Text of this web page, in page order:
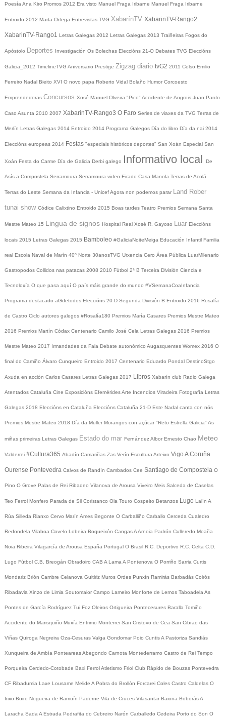
Poesía Ana Kiro Promos 2012 Era visto Manuel Fraga Iribarne Manuel Fraga Iribarne
Entroido 2012 Marta Ortega Entrevistas TVG XabarínTV XabarinTV-Rango2
XabarinTV-Rango1 Letras Galegas 2012 Letras Galegas 2013 Traiñeiras Fogos do
Apóstolo Deportes Investigación Os Bolechas Eleccións 21-O Debates TVG Eleccións
Galicia_2012 TimelineTVG Aniversario Prestige Zigzag diario tvG2 2011 Celso Emilio
Ferreiro Nadal Bieito XVI O novo papa Roberto Vidal Bolaño Humor Corcoesto
Emprendedoras Concursos Xosé Manuel Olveira "Pico" Accidente de Angrois Juan Pardo
Caso Asunta 2010 2007 XabarinTV-Rango3 O Faro Series de viaxes da TVG Terras de
Merlín Letras Galegas 2014 Entroido 2014 Programa Galegos Día do libro Día da nai 2014
Eleccións europeas 2014 Festas "especiais históricos deportes" San Xoán Especial San
Xoán Festa do Carme Día de Galicia Derbi galego Informativo local De
Asís a Compostela Serramoura Serramoura video Eirado Casa Manola Terras de Acolá
Terras do Leste Semana da Infancia - UnicefAgora non podemos parar Land Rober
tunai show Códice Calixtino Entroido 2015 Boas tardes Teatro Premios Semana Santa
Mestre Mateo 15 Lingua de signos Hospital Real Xosé R. Gayoso Luar Eleccións
locais 2015 Letras Galegas 2015 Bamboleo #GaliciaNoiteMeiga Educación Infantil Familia
real Escola Naval de Marín 40º Norte 30anosTVG Urxencia Cero Área Pública LuarMilenario
Gastropodos Collidos nas patacas 2008 2010 Fútbol 2ª B Terceira División Ciencia e
Tecnoloxía O que pasa aquí O país máis grande do mundo #VSemanaCoaInfancia
Programa destacado aGdetodos Eleccións 20-D Segunda División B Entroido 2016 Rosalía
de Castro Ciclo autores galegos #Rosalía180 Premios María Casares Premios Mestre Mateo
2016 Premios Martín Códax Centenario Camilo José Cela Letras Galegas 2016 Premios
Mestre Mateo 2017 Irmandades da Fala Debate autonómico Augasquentes Womex 2016 O
final do Camiño Álvaro Cunqueiro Entroido 2017 Centenario Eduardo Pondal DestinoStgo
Axuda en acción Carlos Casares Letras Galegas 2017 Libros Xabarín club Radio Galega
Atentados Cataluña Cine Exposicións EfeméridesArte Incendios Viradeira Fotografía Letras
Galegas 2018 Eleccións en Cataluña Eleccións Cataluña 21-D Este Nadal canta con nós
Premios Mestre Mateo 2018 Día da Muller Morangos con açúcar "Reto Estrella Galicia" As
miñas primeiras Letras Galegas Estado do mar Fernández Albor Ernesto Chao Meteo
Valderrei #Cultura365 Abadín Camariñas Zas Verín Escultura Arteixo Vigo A Coruña
Ourense Pontevedra Calvos de Randín Cambados Cee Santiago de Compostela O
Pino O Grove Palas de Rei Ribadeo Vilanova de Arousa Viveiro Meis Salceda de Caselas
Teo Ferrol Monfero Parada de Sil Coristanco Oia Touro Cospeito Betanzos Lugo Lalín A
Rúa Silleda Rianxo Cervo Marín Ames Begonte O Carballiño Carballo Cerceda Cualedro
Redondela Vilaboa Covelo Lobeira Boqueixón CangasA Arnoia Padrón Culleredo Moaña
Noia Ribeira Vilagarcía de Arousa España Portugal O Brasil R.C. Deportivo R.C. Celta C.D.
Lugo Fútbol C.B. Breogán Obradoiro CAB A Lama A Pontenova O Porriño Sarria Curtis
Mondariz Brión Cambre Celanova Guitiriz Muros Ordes Punxín Ramirás Barbadás Coirós
Ribadavia Xinzo de Limia Soutomaior Campo Lameiro Monforte de Lemos Taboadela As
Pontes de García Rodríguez Tui Foz Oleiros Ortigueira Pontecesures Baralla Tomiño
Accidente do Marisquiño Muxía Entrimo Monterrei San Cristovo de Cea San Cibrao das
Viñas Quiroga Negreira Oza-Cesuras Valga Gondomar Poio CuntisA Pastoriza Sandiás
Xunqueira de Ambía PonteareasAbegondo Carnota Montederramo Castro de Rei Tempo
Porqueira Cerdedo-Cotobade Baxi FerrolAtletismo Friol Club Rápido de Bouzas Pontevedra
CF Ribadumia Laxe Lousame Melide A Pobra do Brollón Forcarei Coles Castro Caldelas O
Irixo Boiro Nogueira de Ramuín Paderne Vila de Cruces Vilasantar Baiona BoborásA
Laracha Sada A Estrada Pedrafita do Cebreiro Narón Carballedo Cedeira Porto do Son O